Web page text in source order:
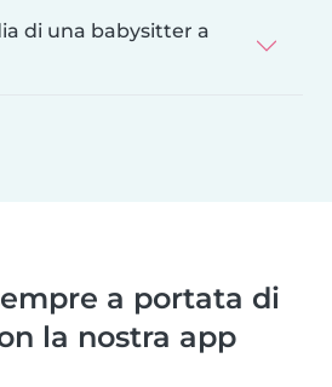
di una babysitter a
a portata di
la nostra app